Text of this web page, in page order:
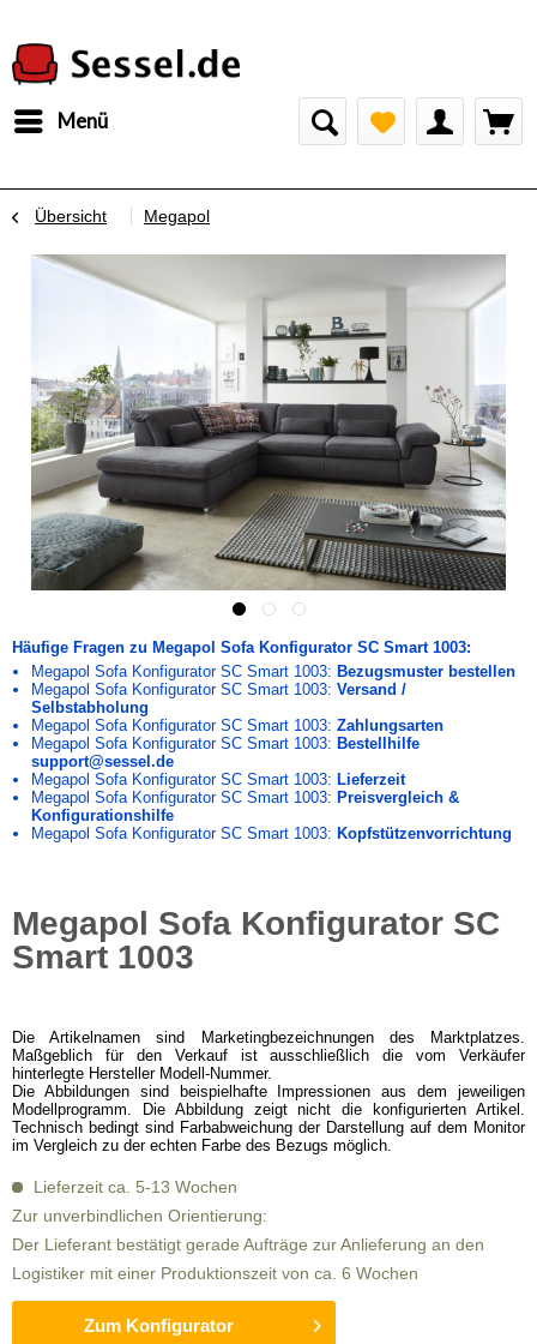
Menü
Übersicht Megapol
Häufige Fragen zu Megapol Sofa Konfigurator SC Smart 1003:
Megapol Sofa Konfigurator SC Smart 1003: Bezugsmuster bestellen
Megapol Sofa Konfigurator SC Smart 1003: Versand /
Selbstabholung
Megapol Sofa Konfigurator SC Smart 1003: Zahlungsarten
Megapol Sofa Konfigurator SC Smart 1003: Bestellhilfe
support@sessel.de
Megapol Sofa Konfigurator SC Smart 1003: Lieferzeit
Megapol Sofa Konfigurator SC Smart 1003: Preisvergleich &
Konfigurationshilfe
Megapol Sofa Konfigurator SC Smart 1003: Kopfstützenvorrichtung
Megapol Sofa Konfigurator SC
Smart 1003
Die Artikelnamen sind Marketingbezeichnungen des Marktplatzes.
Maßgeblich für den Verkauf ist ausschließlich die vom Verkäufer
hinterlegte Hersteller Modell-Nummer.
Die Abbildungen sind beispielhafte Impressionen aus dem jeweiligen
Modellprogramm. Die Abbildung zeigt nicht die konfigurierten Artikel.
Technisch bedingt sind Farbabweichung der Darstellung auf dem Monitor
im Vergleich zu der echten Farbe des Bezugs möglich.
Lieferzeit ca. 5-13 Wochen
Zur unverbindlichen Orientierung:
Der Lieferant bestätigt gerade Aufträge zur Anlieferung an den
Logistiker mit einer Produktionszeit von ca. 6 Wochen
Zum Konfigurator